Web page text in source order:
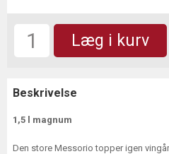
Læg i kurv
Beskrivelse
1,5 l magnum
Den store Messorio topper igen